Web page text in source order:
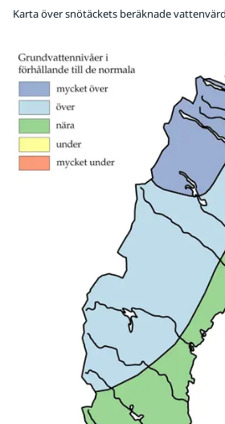
Karta över snötäckets beräknade